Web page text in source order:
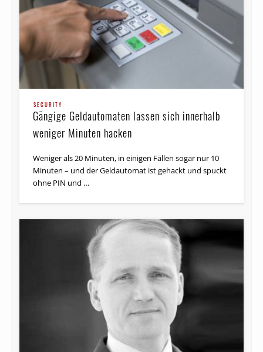
SECURITY
Gängige Geldautomaten lassen sich innerhalb
weniger Minuten hacken
Weniger als 20 Minuten, in einigen Fällen sogar nur 10
Minuten – und der Geldautomat ist gehackt und spuckt
ohne PIN und …